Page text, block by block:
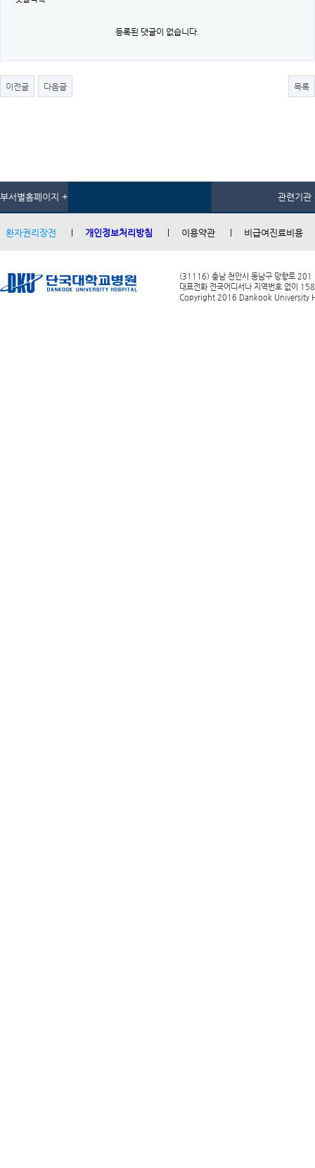
등록된 댓글이 없습니다.
이전글 다음글 목록
부서별홈페이지 + 관련기관
환자권리장전 개인정보처리방침 이용약관 비급여진료비용
(31116) 충남 천안시 동남구 망향로 201
대표전화 전국어디서나 지역번호 없이
Copyright 2016 Dankook University